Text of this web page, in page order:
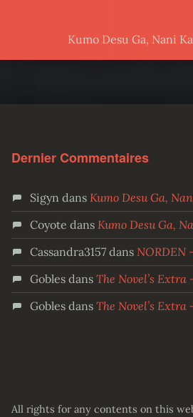
Kumo Desu Ga, Nani
Dernier Commentaires
Sigyn dans Kumo Desu Ga,
Coyote dans Kumo Desu Ga,
Cassandra3157dans NORDEN
Goblesdans The Novel’s Extra
Goblesdans The Novel’s Extra
All rights for any contents on this